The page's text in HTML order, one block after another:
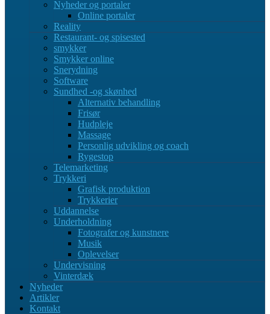
Nyheder og portaler
Online portaler
Reality
Restaurant- og spisested
smykker
Smykker online
Snerydning
Software
Sundhed -og skønhed
Alternativ behandling
Frisør
Hudpleje
Massage
Personlig udvikling og coach
Rygestop
Telemarketing
Trykkeri
Grafisk produktion
Trykkerier
Uddannelse
Underholdning
Fotografer og kunstnere
Musik
Oplevelser
Undervisning
Vinterdæk
Nyheder
Artikler
Kontakt